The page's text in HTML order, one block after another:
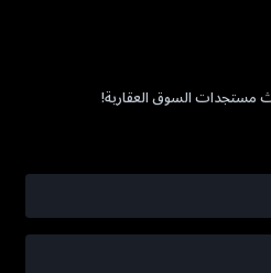
مستجدات السوق العقارية!